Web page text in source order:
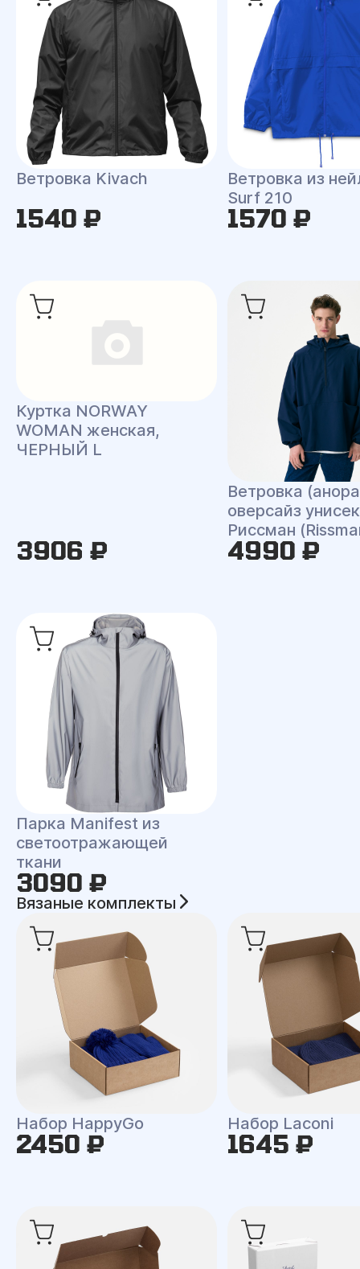
Ветровка Kivach
1540 ₽
Ветровка из
Surf 210
1570 ₽
Куртка NORWAY
WOMAN женская,
ЧЕРНЫЙ L
3906 ₽
Ветровка
оверсайз
Риссман
4990 ₽
Парка Manifest из
светоотражающей
ткани
3090 ₽
Вязаные комплекты
Набор HappyGo
2450 ₽
Набор Laconi
1645 ₽